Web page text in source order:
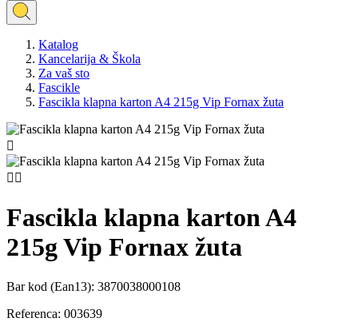
Katalog
Kancelarija & Škola
Za vaš sto
Fascikle
Fascikla klapna karton A4 215g Vip Fornax žuta

 
Fascikla klapna karton A4
215g Vip Fornax žuta
Bar kod (Ean13): 3870038000108
Referenca: 003639